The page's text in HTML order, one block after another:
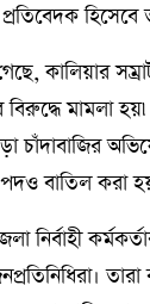
হিসেবে
কালিয়ার
মামলা
চাঁদাবাজির
বাতিল করা
নির্বাহী